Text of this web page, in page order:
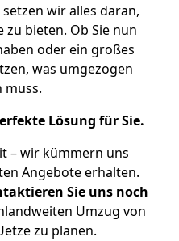
wir alles daran,
zu bieten. Ob Sie nun
oder ein großes
was umgezogen
muss.
Lösung für Sie.
– wir kümmern uns
Angebote erhalten.
Sie uns noch
Umzug von
zu planen.